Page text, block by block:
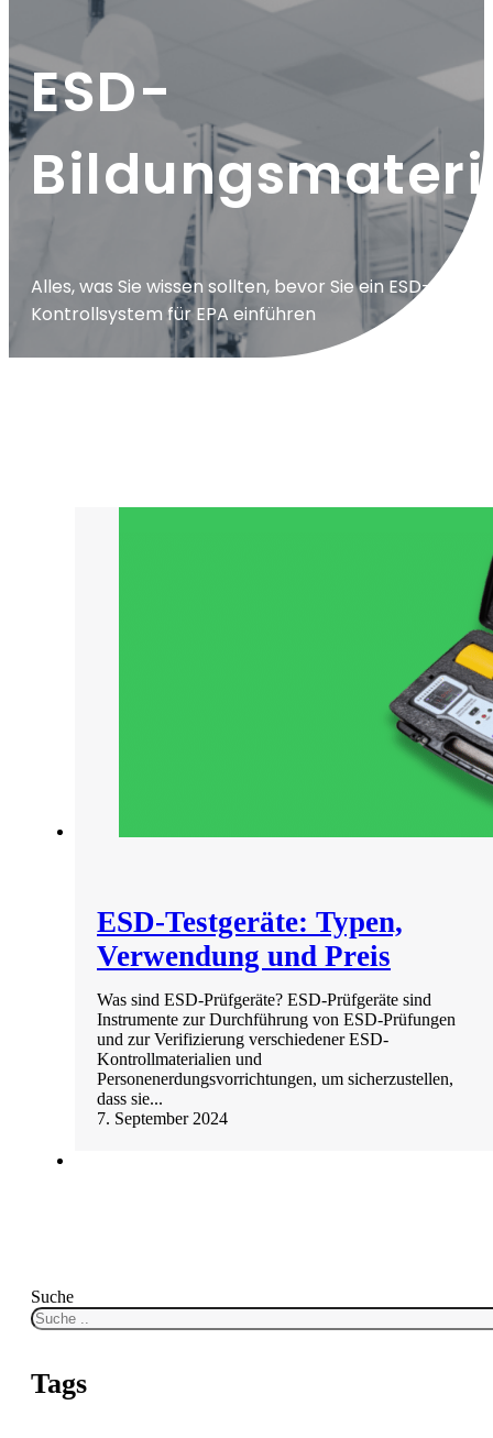
ESD-
Alles, was Sie wissen sollten, bevor Sie ein ESD-
Kontrollsystem für EPA einführen
ESD-Testgeräte: Typen,
Verwendung und Preis
Was sind ESD-Prüfgeräte? ESD-Prüfgeräte sind
Instrumente zur Durchführung von ESD-Prüfungen
und zur Verifizierung verschiedener ESD-
Kontrollmaterialien und
Personenerdungsvorrichtungen, um sicherzustellen,
dass sie...
7. September 2024
Suche
Tags